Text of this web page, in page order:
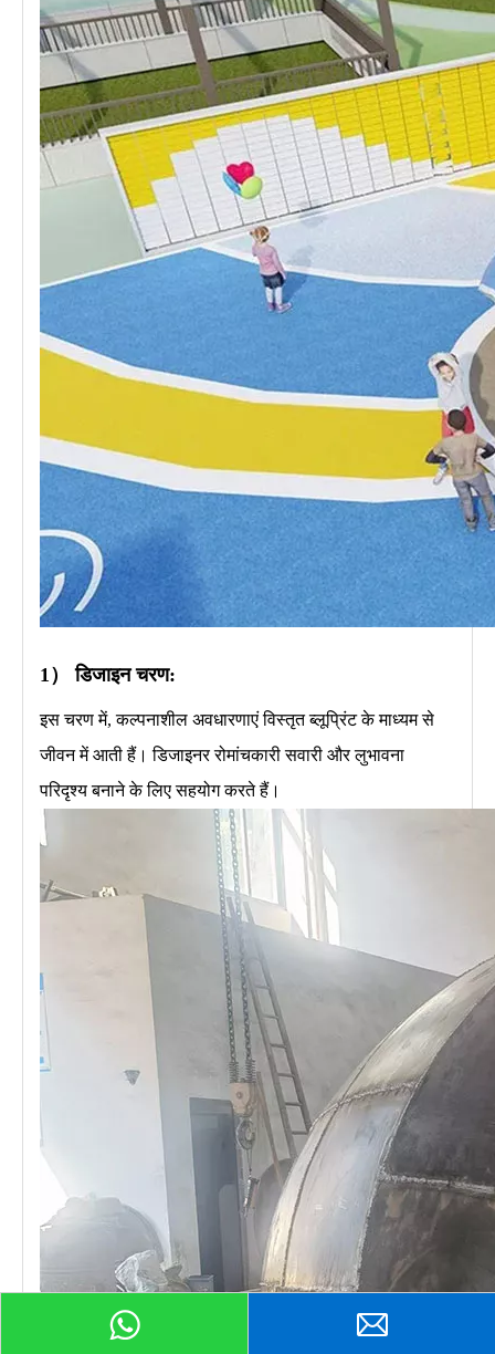
1） डिजाइन चरण:
इस चरण में, कल्पनाशील अवधारणाएं विस्तृत ब्लूप्रिंट के माध्यम से
जीवन में आती हैं। डिजाइनर रोमांचकारी सवारी और लुभावना
परिदृश्य बनाने के लिए सहयोग करते हैं।
प्रॉडक्ट पूछताछ